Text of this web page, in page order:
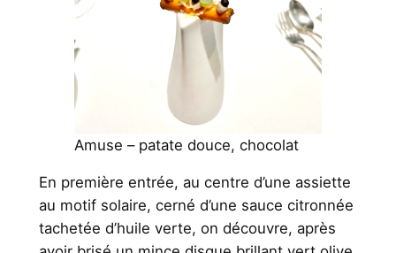
Amuse – patate douce, chocolat
En première entrée, au centre d’une assiette
au motif solaire, cerné d’une sauce citronnée
tachetée d’huile verte, on découvre, après